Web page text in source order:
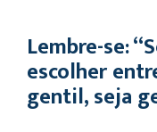
Lembre-se:
escolher
gentil, seja